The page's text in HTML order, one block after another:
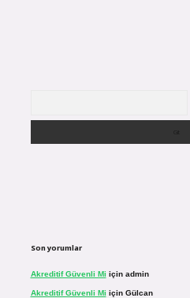
Son yorumlar
Akreditif Güvenli Mi için admin
Akreditif Güvenli Mi için Gülcan